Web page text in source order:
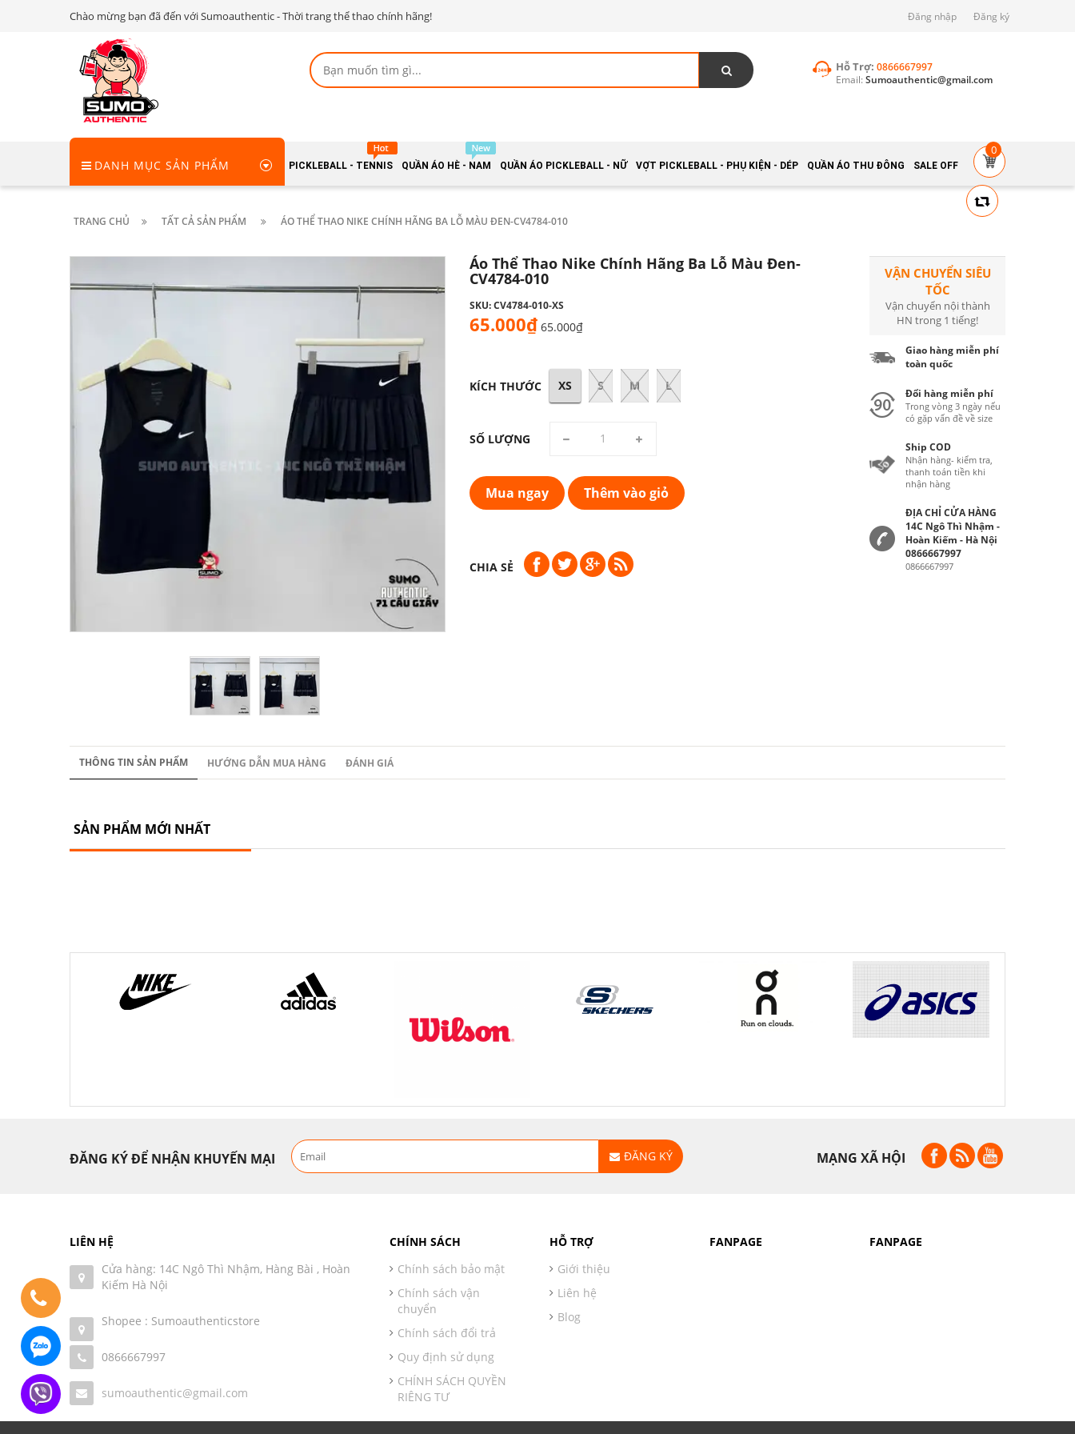
Chào mừng bạn đã đến với Sumoauthentic - Thời trang thể thao chính hãng! Đăng nhập Đăng ký
Hỗ Trợ: 0866667997
Email: Sumoauthentic@gmail.com
DANH MỤC SẢN PHẨM PICKLEBALL - TENNIS QUẦN ÁO HÈ - NAM QUẦN ÁO PICKLEBALL - NỮ VỢT PICKLEBALL - PHỤ KIỆN - DÉP QUẦN ÁO THU ĐÔNG SALE OFF
0
TRANG CHỦ TẤT CẢ SẢN PHẨM ÁO THỂ THAO NIKE CHÍNH HÃNG BA LỖ MÀU ĐEN-CV4784-010
Áo Thể Thao Nike Chính Hãng Ba Lỗ Màu Đen-
CV4784-010
SKU: CV4784-010-XS
65.000₫ 65.000₫
KÍCH THƯỚC XS S M L
SỐ LƯỢNG
Mua ngay Thêm vào giỏ
CHIA SẺ
VẬN CHUYỂN SIÊU
TỐC
Vận chuyển nội thành
HN trong 1 tiếng!
Giao hàng miễn phí
toàn quốc
Đổi hàng miễn phí
Trong vòng 3 ngày nếu
có gặp vấn đề về size
Ship COD
Nhận hàng- kiểm tra,
thanh toán tiền khi
nhận hàng
ĐỊA CHỈ CỬA HÀNG
14C Ngô Thì Nhậm -
Hoàn Kiếm - Hà Nội
0866667997
0866667997
THÔNG TIN SẢN PHẨM HƯỚNG DẪN MUA HÀNG ĐÁNH GIÁ
SẢN PHẨM MỚI NHẤT
ĐĂNG KÝ ĐỂ NHẬN KHUYẾN MẠI ĐĂNG KÝ MẠNG XÃ HỘI
LIÊN HỆ
Cửa hàng: 14C Ngô Thì Nhậm, Hàng Bài , Hoàn
Kiếm Hà Nội
Shopee : Sumoauthenticstore
0866667997
sumoauthentic@gmail.com
CHÍNH SÁCH
Chính sách bảo mật
Chính sách vận
chuyển
Chính sách đổi trả
Quy định sử dụng
CHÍNH SÁCH QUYỀN
RIÊNG TƯ
HỖ TRỢ
Giới thiệu
Liên hệ
Blog
FANPAGE FANPAGE